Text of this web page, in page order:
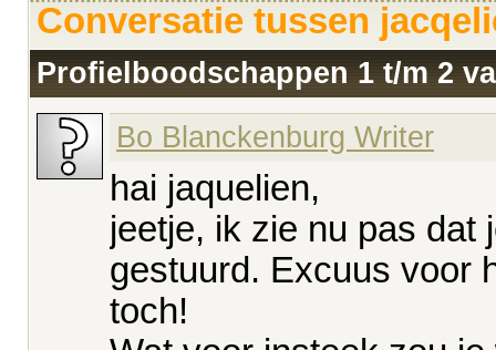
Conversatie tussen
Profielboodschappen 1 t/m2
Bo Blanckenburg Writer
hai jaquelien,
jeetje, ik zie nu pas dat
gestuurd. Excuus voor
toch!